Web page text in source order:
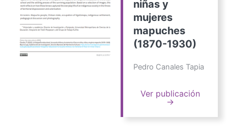
niñas y
mujeres
mapuches
(1870-1930)
Pedro Canales Tapia
Ver publicación
→